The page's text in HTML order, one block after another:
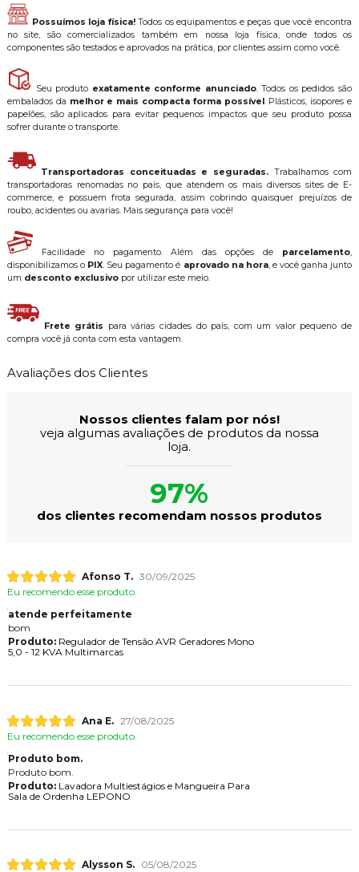
Possuímos loja física!Todos os equipamentos e peças que você encontra
no site, são comercializados também em nossa loja física, onde todos os
componentes são testados e aprovados na prática, por clientes assim como você.
Seu produto exatamente conforme anunciado. Todos os pedidos são
embalados da melhor e mais compacta forma possível . Plásticos, isopores e
papelões, são aplicados para evitar pequenos impactos que seu produto possa
sofrer durante o transporte.
Transportadoras conceituadas e seguradas. Trabalhamos com
transportadoras renomadas no país, que atendem os mais diversos sites de E-
commerce, e possuem frota segurada, assim cobrindo quaisquer prejuízos de
roubo, acidentes ou avarias. Mais segurança para você!
Facilidade no pagamento. Além das opções de parcelamento,
disponibilizamos o PIX. Seu pagamento é aprovado na hora, e você ganha junto
um desconto exclusivopor utilizar este meio.
Frete grátis para várias cidades do país, com um valor pequeno de
compra você já conta com esta vantagem.
Avaliações dos Clientes
Nossos clientes falam por nós!
veja algumas avaliações de produtos da nossa
loja.
97%
dos clientes recomendam nossos produtos
Afonso T. 30/09/2025
Eu recomendo esse produto.
atende perfeitamente
bom
Produto:Regulador de Tensão AVR Geradores Mono
5,0 - 12 KVA Multimarcas
Ana E. 27/08/2025
Eu recomendo esse produto.
Produto bom.
Produto bom.
Produto:Lavadora Multiestágios e Mangueira Para
Sala de Ordenha LEPONO
Alysson S.
05/08/2025